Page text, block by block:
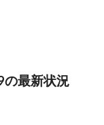
の最新状況